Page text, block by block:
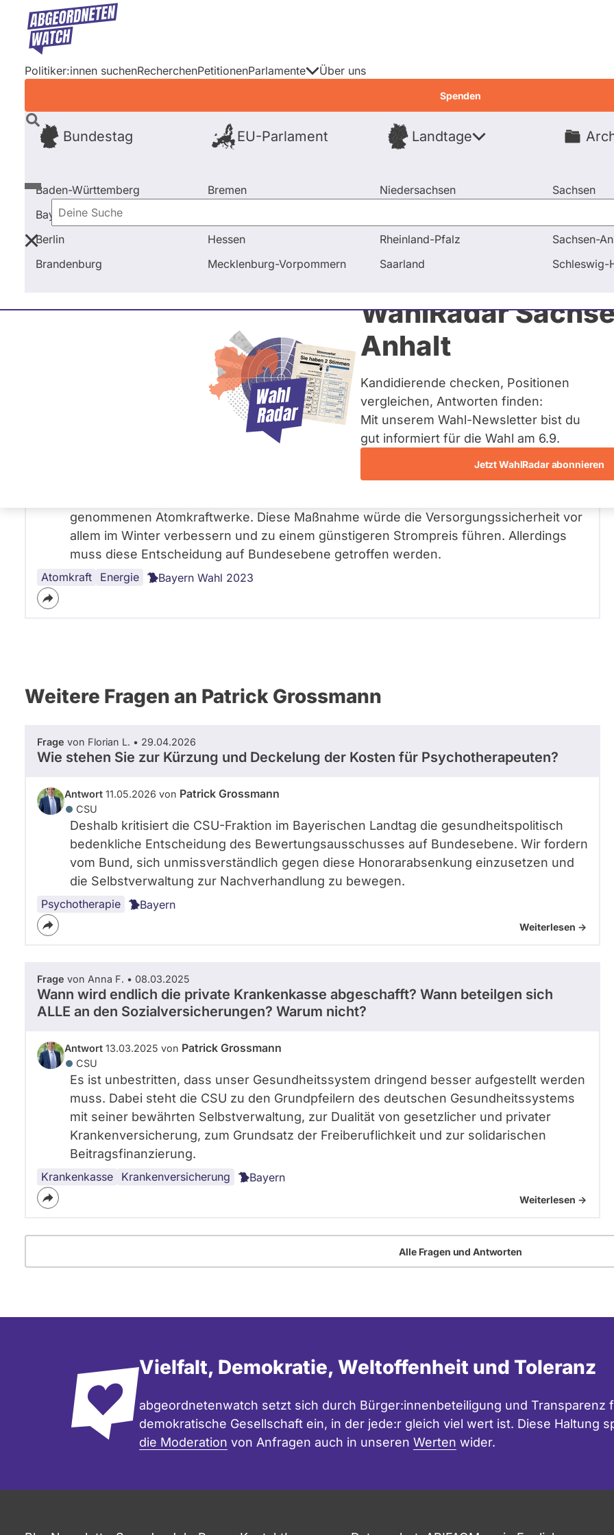
Direkt
Inhalt
Politiker:innen suchenRecherchenPetitionenParlamente
Bundestag EU-Parlament Landtage
Baden-Württemberg
Bayern
Berlin
Brandenburg
Bremen
Hessen
Mecklenburg-Vorpommern
Niedersachsen
Rheinland-Pfalz
Saarland
Sachsen
Sachsen-
Schleswig-
Über uns
Spenden
Deine
Suche
WahlRadar
Anhalt
Kandidierende checken, Positionen
vergleichen, Antworten finden:
Mit unserem Wahl-Newsletter bist du
gut informiert für die Wahl am 6.9.
Jetzt WahlRadar abonnieren
Startseite Frage stellen Patrick Grossmann Fragen und Antworten Wollen Sie in Bayern die Wieder
Patrick Grossmann / 2
Fragen beantwortet
Wollen Sie in Bayern die Wieder Inbetriebnahme eines AKW anstreben?
genommenen Atomkraftwerke. Diese Maßnahme würde die Versorgungssicherheit vor
allem im Winter verbessern und zu einem günstigeren Strompreis führen. Allerdings
muss diese Entscheidung auf Bundesebene getroffen werden.
Atomkraft Energie Bayern Wahl 2023
Weitere Fragen an Patrick Grossmann
Frage von Florian L. • 29.04.2026
Wie stehen Sie zur Kürzung und Deckelung der Kosten für Psychotherapeuten?
Antwort 11.05.2026 von Patrick Grossmann
CSU
Deshalb kritisiert die CSU-Fraktion im Bayerischen Landtag die gesundheitspolitisch
bedenkliche Entscheidung des Bewertungsausschusses auf Bundesebene. Wir fordern
vom Bund, sich unmissverständlich gegen diese Honorarabsenkung einzusetzen und
die Selbstverwaltung zur Nachverhandlung zu bewegen.
Psychotherapie Bayern
Weiterlesen ->
Frage von Anna F. • 08.03.2025
Wann wird endlich die private Krankenkasse abgeschafft? Wann beteilgen sich
ALLE an den Sozialversicherungen? Warum nicht?
Antwort 13.03.2025 von Patrick Grossmann
CSU
Es ist unbestritten, dass unser Gesundheitssystem dringend besser aufgestellt werden
muss. Dabei steht die CSU zu den Grundpfeilern des deutschen Gesundheitssystems
mit seiner bewährten Selbstverwaltung, zur Dualität von gesetzlicher und privater
Krankenversicherung, zum Grundsatz der Freiberuflichkeit und zur solidarischen
Beitragsfinanzierung.
Krankenkasse Krankenversicherung Bayern
Weiterlesen ->
Alle Fragen und Antworten
Vielfalt, Demokratie, Weltoffenheit und Toleranz
abgeordnetenwatch setzt sich durch Bürger:innenbeteiligung und Transparenz
demokratische Gesellschaft ein, in der jede:r gleich viel wert ist. Diese Haltung
die Moderation von Anfragen auch in unseren Werten wider.